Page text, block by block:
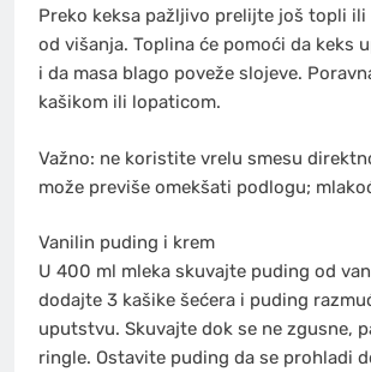
Preko keksa pažljivo prelijte još topli ili
od višanja. Toplina će pomoći da keks
i da masa blago poveže slojeve.
kašikom ili lopaticom.
Važno: ne koristite vrelu smesu
može previše omekšati podlogu;
Vanilin puding i krem
U 400 ml mleka skuvajte puding od
dodajte 3 kašike šećera i puding
uputstvu. Skuvajte dok se ne zgusne,
ringle. Ostavite puding da se prohladi